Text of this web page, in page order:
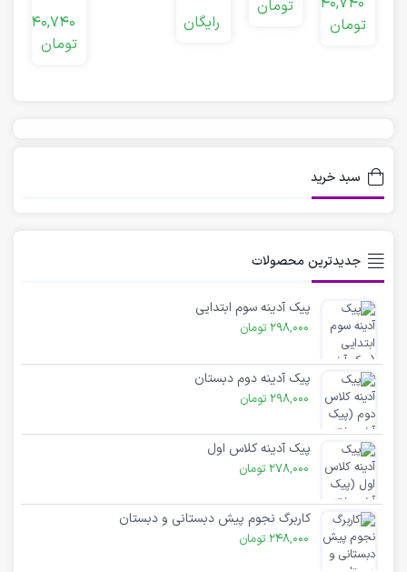
تومان
تومان
(ایـ یـ
ای ی)
رایگان
(ض)
40,740
تومان
سبد خرید
جدیدترین محصولات
پیک آدینه سوم ابتدایی
298,000 تومان
پیک آدینه دوم دبستان
298,000 تومان
پیک آدینه کلاس اول
278,000 تومان
کاربرگ نجوم پیش دبستانی و دبستان
248,000 تومان